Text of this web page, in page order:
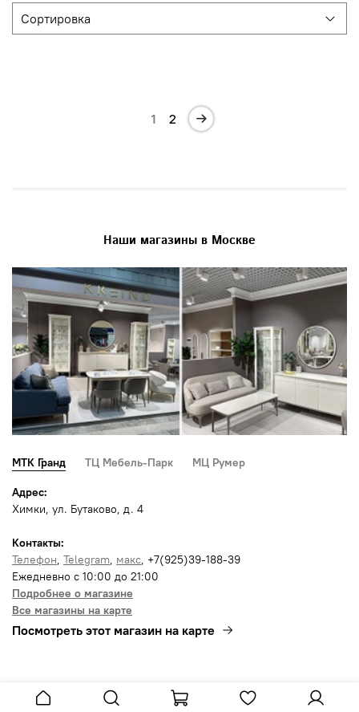
1 2
Наши магазины в Москве
МТК Гранд ТЦ Мебель-Парк МЦ Румер
Адрес:
Химки, ул. Бутаково, д. 4
Контакты:
Телефон, Telegram, макс, +7(925)39-188-39
Ежедневно с 10:00 до 21:00
Подробнее о магазине
Все магазины на карте
Посмотреть этот магазин на карте